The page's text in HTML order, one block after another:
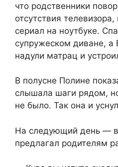
что родственники
отсутствия
сериал на ноутбуке.
супружеском диване, а
надули матрац и
В полусне Полине
слышала шаги рядом,
не было. Так она и
На следующий день —
предлагал родителям